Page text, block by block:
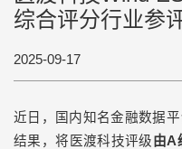
综合评分行业参
2025-09-17
近日，国内知名金融数据
结果，将医渡科技评级由A